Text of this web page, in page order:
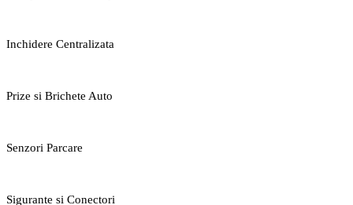
Inchidere Centralizata
Prize si Brichete Auto
Senzori Parcare
Sigurante si Conectori